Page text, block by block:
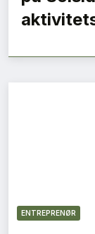
ENTREPRENØR